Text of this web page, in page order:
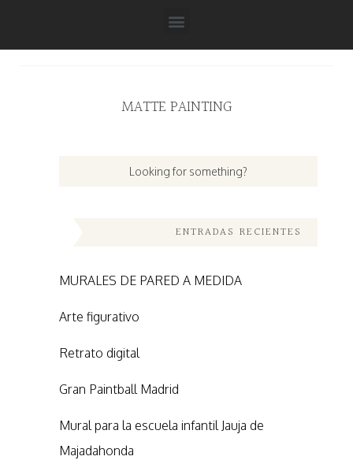
MATTE PAINTING
ENTRADAS RECIENTES
MURALES DE PARED A MEDIDA
Arte figurativo
Retrato digital
Gran Paintball Madrid
Mural para la escuela infantil Jauja de
Majadahonda